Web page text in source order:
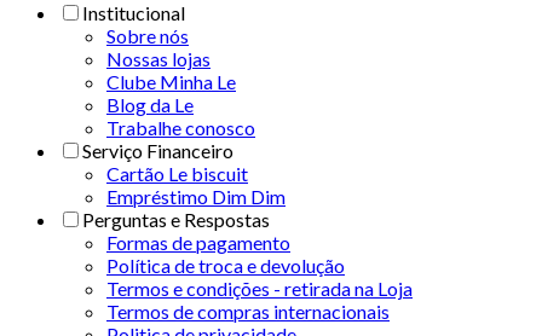
Institucional
Sobre nós
Nossas lojas
Clube Minha Le
Blog da Le
Trabalhe conosco
Serviço Financeiro
Cartão Le biscuit
Empréstimo Dim Dim
Perguntas e Respostas
Formas de pagamento
Política de troca e devolução
Termos e condições - retirada na Loja
Termos de compras internacionais